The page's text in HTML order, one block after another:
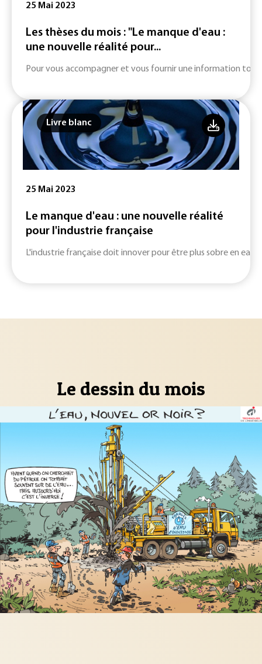
25 Mai 2023
Les thèses du mois : "Le manque d'eau :
une nouvelle réalité pour...
Pour vous accompagner et vous fournir une information
Livre blanc
25 Mai 2023
Le manque d'eau : une nouvelle réalité
pour l'industrie française
L'industrie française doit innover pour être plus sobre en
Le dessin du mois